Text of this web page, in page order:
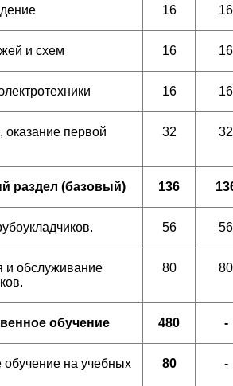
16 16
и схем 16 16
16 16
оказание первой
32 32
раздел (базовый) 136
56 56
и обслуживание
80 80
обучение 480 -
обучение на учебных
80 -